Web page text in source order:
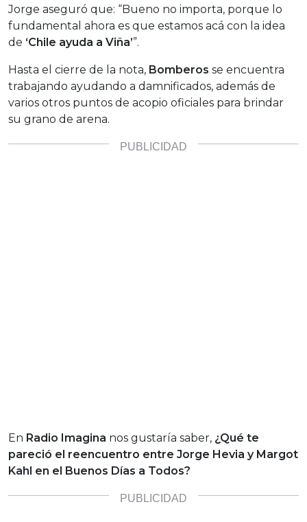
Jorge aseguró que: “Bueno no importa, porque lo
fundamental ahora es que estamos acá con la idea
de ‘Chile ayuda a Viña’”.
Hasta el cierre de la nota, Bomberos se encuentra
trabajando ayudando a damnificados, además de
varios otros puntos de acopio oficiales para brindar
su grano de arena.
En Radio Imagina nos gustaría saber, ¿Qué te
pareció el reencuentro entre Jorge Hevia y Margot
Kahl en el Buenos Días a Todos?